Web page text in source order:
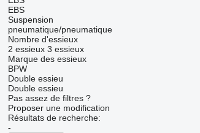
EBS
Suspension
pneumatique/pneumatique
Nombre d'essieux
2 essieux 3 essieux
Marque des essieux
BPW
Double essieu
Double essieu
Pas assez de filtres ?
Proposer une modification
Résultats de recherche:
-